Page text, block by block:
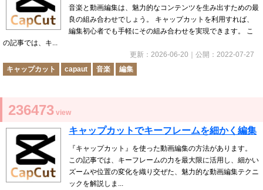
音楽と動画編集は、魅力的なコンテンツを生み出すための最
良の組み合わせでしょう。 キャップカットを利用すれば、
編集初心者でも手軽にその組み合わせを実現できます。 こ
の記事では、キ...
更新： 2026-06-20 ｜公開： 2022-07-27
キャップカット
capaut 音楽 編集
236473 view
キャップカットでキーフレームを細かく編集
『キャップカット』を使った動画編集の方法があります。
この記事では、キーフレームの力を最大限に活用し、細かい
ズームや位置の変化を織り交ぜた、魅力的な動画編集テクニ
ックを解説しま...